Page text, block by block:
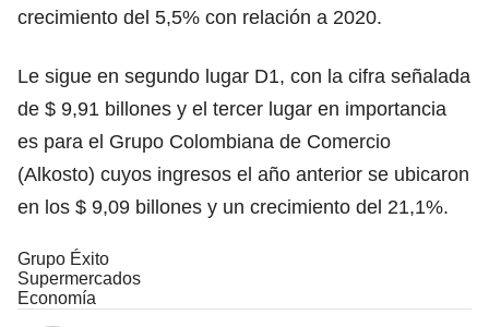
crecimiento del 5,5% con relación a 2020.
Le sigue en segundo lugar D1, con la cifra señalada
de $ 9,91 billones y el tercer lugar en importancia
es para el Grupo Colombiana de Comercio
(Alkosto) cuyos ingresos el año anterior se ubicaron
en los $ 9,09 billones y un crecimiento del 21,1%.
Grupo Éxito
Supermercados
Economía